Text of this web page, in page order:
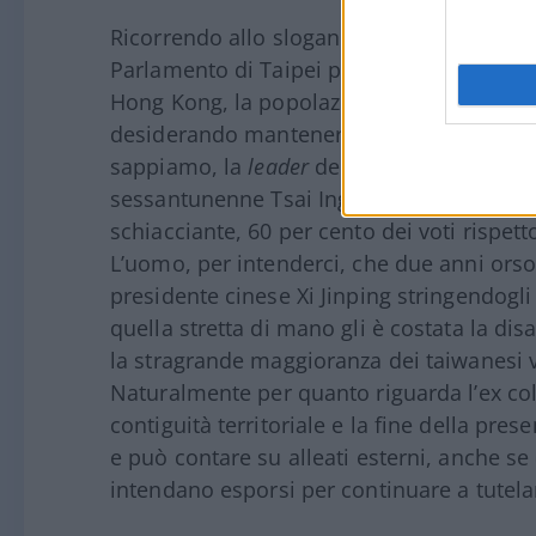
Ricorrendo allo slogan “impedire la
Parlamento di Taipei per nulla disposti
Hong Kong, la popolazione è restia
desiderando mantenere tutti gli organi
sappiamo, la leaderdel Partito
sessantunenne Tsai Ing-wen, ha in
schiacciante, 60 per cento dei voti
L’uomo, per intenderci, che due anni
presidente cinese Xi Jinping
quella stretta di mano gli è costata la
la stragrande maggioranza dei taiwanesi
Naturalmente per quanto riguarda l’ex
contiguità territoriale e la fine della
e può contare su alleati esterni, anche
intendano esporsi per continuare a